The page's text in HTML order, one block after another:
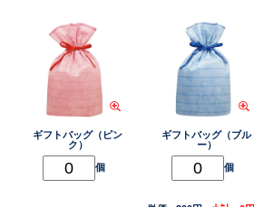
ギフトバッグ（ピン
ク）
個
ギフトバッグ（ブル
ー）
個